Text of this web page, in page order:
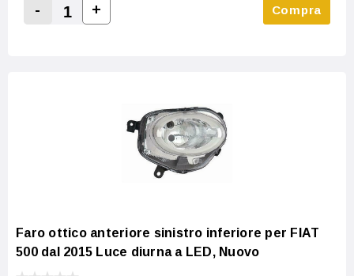
Decrease Quantity:
-
Increase Quantity:
+ Compra
Faro ottico anteriore sinistro inferiore per FIAT
500 dal 2015 Luce diurna a LED, Nuovo